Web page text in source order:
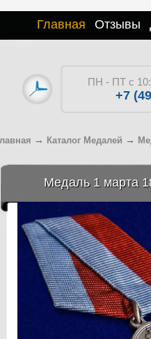
Главная Отзывы
ПН - ПТ с
+7
→ Каталог Медалей →
Медаль 1 марта